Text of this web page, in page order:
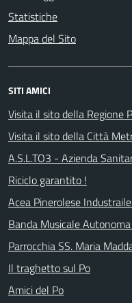
Statistiche
Mappa del Sito
SITI AMICI
Visita il sito della Regione
Visita il sito della Città
A.S.L.TO3 - Azienda
Riciclo garantito !
Acea Pinerolese
Banda Musicale
Parrocchia SS. Maria
Il traghetto sul Po
Amici del Po